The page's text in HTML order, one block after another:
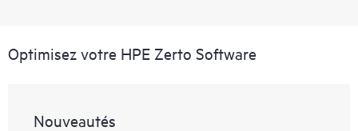
Optimisez votre HPE Zerto Software
Nouveautés